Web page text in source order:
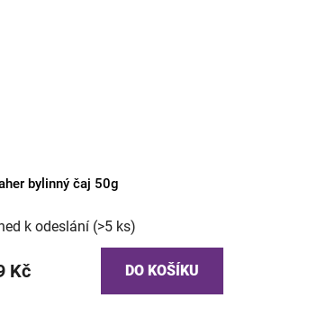
bylinný čaj 50g
k odeslání (>5 ks)
Kč DO KOŠÍKU